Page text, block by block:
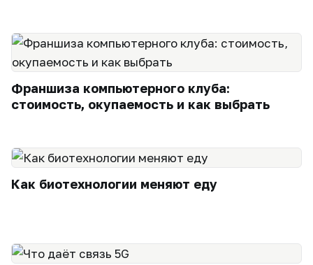
Франшиза компьютерного клуба:
стоимость, окупаемость и как выбрать
Как биотехнологии меняют еду